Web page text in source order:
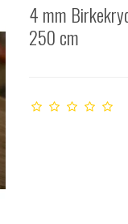
4 mm
250 cm